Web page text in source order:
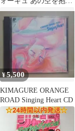
しめて ラッキー・ラブ
約束のイブ 他 きまぐれ
オレンジロード
¥5,500
KIMAGURE ORANGE
ROAD Singing Heart CD